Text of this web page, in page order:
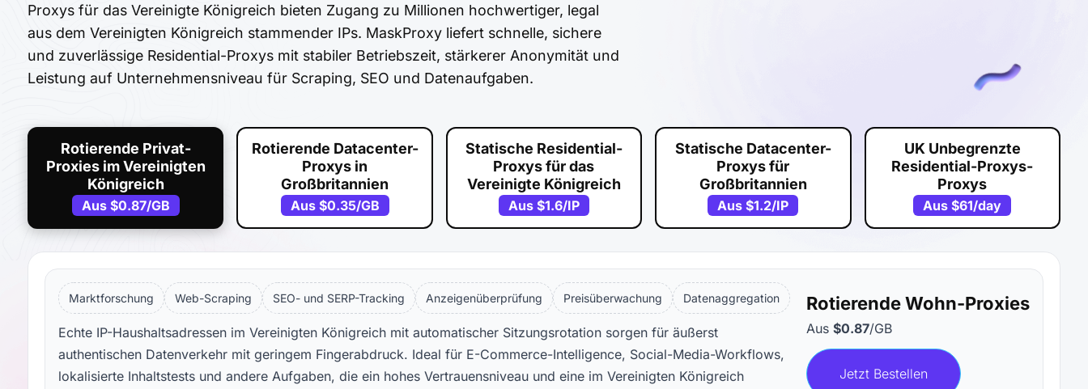
Proxys für das Vereinigte Königreich bieten Zugang zu Millionen hochwertiger, legal
aus dem Vereinigten Königreich stammender IPs. MaskProxy liefert schnelle, sichere
und zuverlässige Residential-Proxys mit stabiler Betriebszeit, stärkerer Anonymität und
Leistung auf Unternehmensniveau für Scraping, SEO und Datenaufgaben.
Rotierende Privat-
Proxies im Vereinigten
Königreich
Aus $0.87/GB
Rotierende Datacenter-
Proxys in
Großbritannien
Aus $0.35/GB
Statische Residential-
Proxys für das
Vereinigte Königreich
Aus $1.6/IP
Statische Datacenter-
Proxys für
Großbritannien
Aus$1.2/IP
UK Unbegrenzte
Residential-Proxys-
Proxys
Aus$61/day
Marktforschung Web-Scraping SEO- und SERP-Tracking Anzeigenüberprüfung Preisüberwachung Datenaggregation
Echte IP-Haushaltsadressen im Vereinigten Königreich mit automatischer Sitzungsrotation sorgen für äußerst
authentischen Datenverkehr mit geringem Fingerabdruck. Ideal für E-Commerce-Intelligence, Social-Media-Workflows,
lokalisierte Inhaltstests und andere Aufgaben, die ein hohes Vertrauensniveau und eine im Vereinigten Königreich
Rotierende Wohn-Proxies
Aus $0.87/GB
Jetzt Bestellen